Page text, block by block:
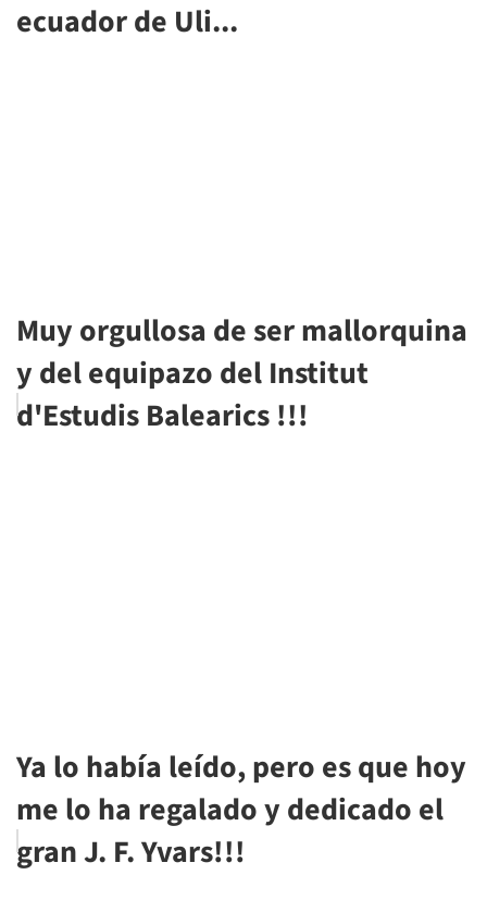
ecuador de Uli...
Muy orgullosa de ser mallorquina
y del equipazo del Institut
d'Estudis Balearics !!!
Ya lo había leído, pero es que hoy
me lo ha regalado y dedicado el
gran J. F. Yvars!!!